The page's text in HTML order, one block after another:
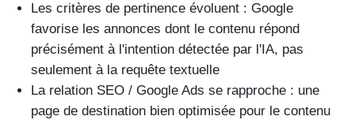
Lescritères de pertinence évoluent : Google
favorise les annonces dont le contenu répond
précisément à l'intention détectée par l'IA, pas
seulement à la requête textuelle
La relation SEO / Google Ads se rapproche : une
page de destination bien optimisée pour le contenu